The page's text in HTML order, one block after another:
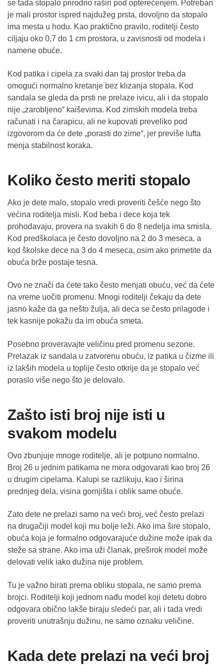
se tada stopalo prirodno raširi pod opterećenjem. Potreban
je mali prostor ispred najdužeg prsta, dovoljno da stopalo
ima mesta u hodu. Kao praktično pravilo, roditelji često
ciljaju oko 0,7 do 1 cm prostora, u zavisnosti od modela i
namene obuće.
Kod patika i cipela za svaki dan taj prostor treba da
omogući normalno kretanje bez klizanja stopala. Kod
sandala se gleda da prsti ne prelaze ivicu, ali i da stopalo
nije „zarobljeno“ kaiševima. Kod zimskih modela treba
računati i na čarapicu, ali ne kupovati preveliko pod
izgovorom da će dete „porasti do zime“, jer previše lufta
menja stabilnost koraka.
Koliko često meriti stopalo
Ako je dete malo, stopalo vredi proveriti češće nego što
većina roditelja misli. Kod beba i dece koja tek
prohodavaju, provera na svakih 6 do 8 nedelja ima smisla.
Kod predškolaca je često dovoljno na 2 do 3 meseca, a
kod školske dece na 3 do 4 meseca, osim ako primetite da
obuća brže postaje tesna.
Ovo ne znači da ćete tako često menjati obuću, već da ćete
na vreme uočiti promenu. Mnogi roditelji čekaju da dete
jasno kaže da ga nešto žulja, ali deca se često prilagode i
tek kasnije pokažu da im obuća smeta.
Posebno proveravajte veličinu pred promenu sezone.
Prelazak iz sandala u zatvorenu obuću, iz patika u čizme ili
iz lakših modela u toplije često otkrije da je stopalo već
poraslo više nego što je delovalo.
Zašto isti broj nije isti u
svakom modelu
Ovo zbunjuje mnoge roditelje, ali je potpuno normalno.
Broj 26 u jednim patikama ne mora odgovarati kao broj 26
u drugim cipelama. Kalupi se razlikuju, kao i širina
prednjeg dela, visina gornjišta i oblik same obuće.
Zato dete ne prelazi samo na veći broj, već često prelazi
na drugačiji model koji mu bolje leži. Ako ima šire stopalo,
obuća koja je formalno odgovarajuće dužine može ipak da
steže sa strane. Ako ima uži članak, preširok model može
delovati velik iako dužina nije problem.
Tu je važno birati prema obliku stopala, ne samo prema
brojci. Roditelji koji jednom nađu model koji detetu dobro
odgovara obično lakše biraju sledeći par, ali i tada vredi
proveriti unutrašnju dužinu, ne samo oznaku veličine.
Kada dete prelazi na veći broj